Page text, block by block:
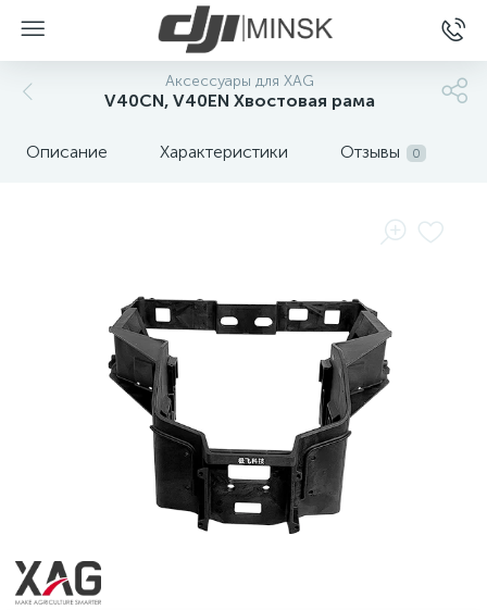
Аксессуары для XAG
V40CN, V40EN Хвостовая рама
Описание Характеристики Отзывы 0